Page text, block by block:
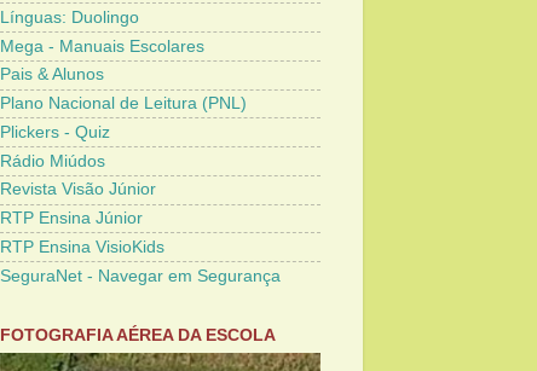
Línguas: Duolingo
Mega - Manuais Escolares
Pais & Alunos
Plano Nacional de Leitura (PNL)
Plickers - Quiz
Rádio Miúdos
Revista Visão Júnior
RTP Ensina Júnior
RTP Ensina VisioKids
SeguraNet - Navegar em Segurança
FOTOGRAFIA AÉREA DA ESCOLA